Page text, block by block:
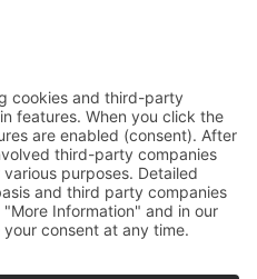
holz fenster
türen
fliesen dach
dekoration
garten
möbel
sicherheit
heizung